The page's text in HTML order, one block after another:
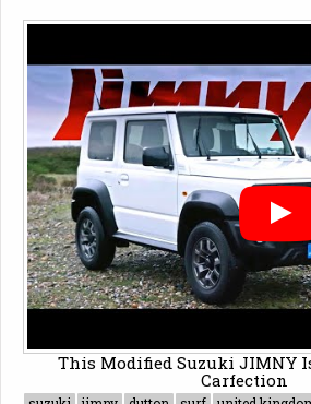
This Modified Suzuki JIMNY Is
Carfection